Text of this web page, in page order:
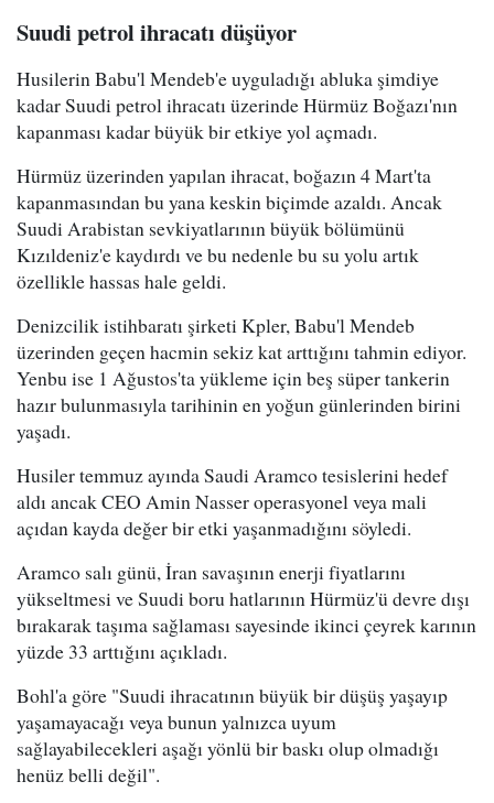
Suudi petrol ihracatı düşüyor
Husilerin Babu'l Mendeb'e uyguladığı abluka şimdiye
kadar Suudi petrol ihracatı üzerinde Hürmüz Boğazı'nın
kapanması kadar büyük bir etkiye yol açmadı.
Hürmüz üzerinden yapılan ihracat, boğazın 4 Mart'ta
kapanmasından bu yana keskin biçimde azaldı. Ancak
Suudi Arabistan sevkiyatlarının büyük bölümünü
Kızıldeniz'e kaydırdı ve bu nedenle bu su yolu artık
özellikle hassas hale geldi.
Denizcilik istihbaratı şirketi Kpler, Babu'l Mendeb
üzerinden geçen hacmin sekiz kat arttığını tahmin ediyor.
Yenbu ise 1 Ağustos'ta yükleme için beş süper tankerin
hazır bulunmasıyla tarihinin en yoğun günlerinden birini
yaşadı.
Husiler temmuz ayında Saudi Aramco tesislerini hedef
aldı ancak CEO Amin Nasser operasyonel veya mali
açıdan kayda değer bir etki yaşanmadığını söyledi.
Aramco salı günü, İran savaşının enerji fiyatlarını
yükseltmesi ve Suudi boru hatlarının Hürmüz'ü devre dışı
bırakarak taşıma sağlaması sayesinde ikinci çeyrek karının
yüzde 33 arttığını açıkladı.
Bohl'a göre "Suudi ihracatının büyük bir düşüş yaşayıp
yaşamayacağı veya bunun yalnızca uyum
sağlayabilecekleri aşağı yönlü bir baskı olup olmadığı
henüz belli değil".